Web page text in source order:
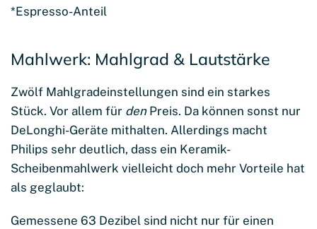
*Espresso-Anteil
Mahlwerk: Mahlgrad & Lautstärke
Zwölf Mahlgradeinstellungen sind ein starkes
Stück. Vor allem für den Preis. Da können sonst nur
DeLonghi-Geräte mithalten. Allerdings macht
Philips sehr deutlich, dass ein Keramik-
Scheibenmahlwerk vielleicht doch mehr Vorteile hat
als geglaubt:
Gemessene 63 Dezibel sind nicht nur für einen